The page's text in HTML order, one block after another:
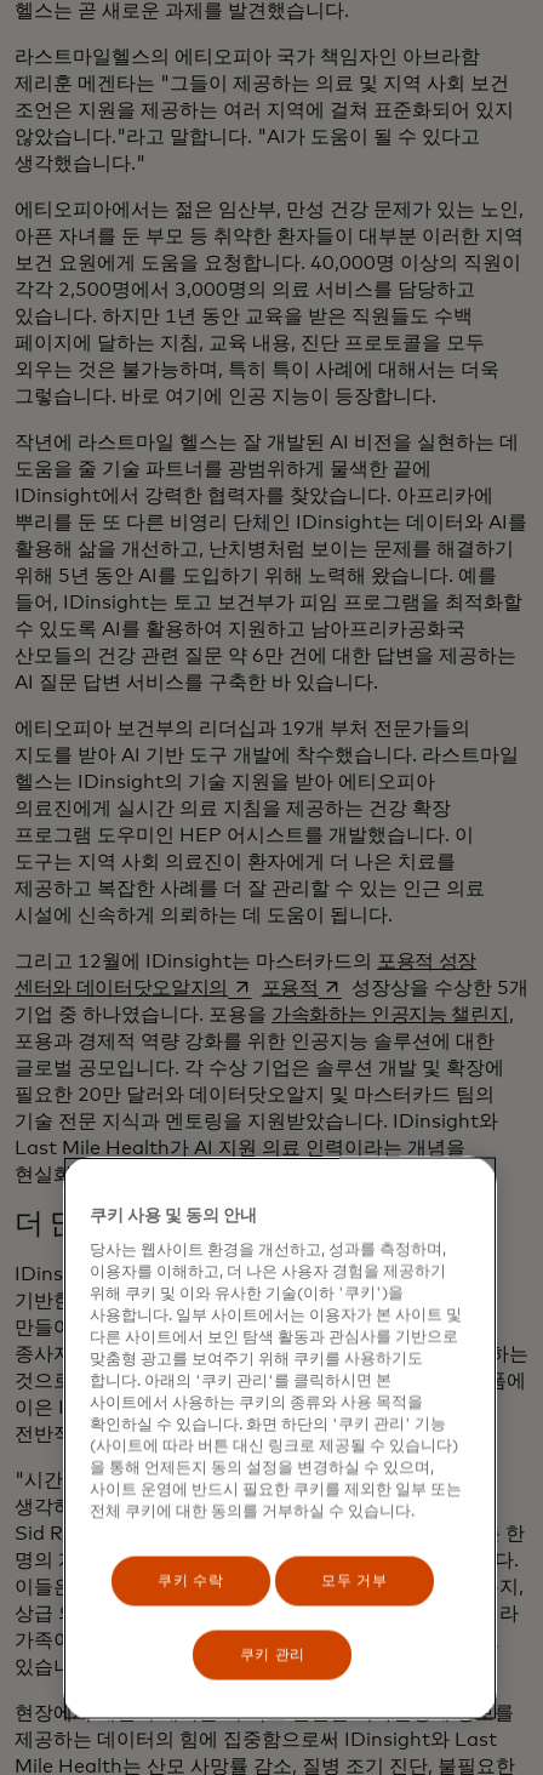
헬스는 곧 새로운 과제를 발견했습니다.
라스트마일헬스의 에티오피아 국가 책임자인 아브라함
제리훈 메겐타는 "그들이 제공하는 의료 및 지역 사회 보건
조언은 지원을 제공하는 여러 지역에 걸쳐 표준화되어 있지
않았습니다."라고 말합니다. "AI가 도움이 될 수 있다고
생각했습니다."
에티오피아에서는 젊은 임산부, 만성 건강 문제가 있는 노인,
아픈 자녀를 둔 부모 등 취약한 환자들이 대부분 이러한 지역
보건 요원에게 도움을 요청합니다. 40,000명 이상의 직원이
각각 2,500명에서 3,000명의 의료 서비스를 담당하고
있습니다. 하지만 1년 동안 교육을 받은 직원들도 수백
페이지에 달하는 지침, 교육 내용, 진단 프로토콜을 모두
외우는 것은 불가능하며, 특히 특이 사례에 대해서는 더욱
그렇습니다. 바로 여기에 인공 지능이 등장합니다.
작년에 라스트마일 헬스는 잘 개발된 AI 비전을 실현하는 데
도움을 줄 기술 파트너를 광범위하게 물색한 끝에
IDinsight에서 강력한 협력자를 찾았습니다. 아프리카에
뿌리를 둔 또 다른 비영리 단체인 IDinsight는 데이터와 AI를
활용해 삶을 개선하고, 난치병처럼 보이는 문제를 해결하기
위해 5년 동안 AI를 도입하기 위해 노력해 왔습니다. 예를
들어, IDinsight는 토고 보건부가 피임 프로그램을 최적화할
수 있도록 AI를 활용하여 지원하고 남아프리카공화국
산모들의 건강 관련 질문 약 6만 건에 대한 답변을 제공하는
AI 질문 답변 서비스를 구축한 바 있습니다.
에티오피아 보건부의 리더십과 19개 부처 전문가들의
지도를 받아 AI 기반 도구 개발에 착수했습니다. 라스트마일
헬스는 IDinsight의 기술 지원을 받아 에티오피아
의료진에게 실시간 의료 지침을 제공하는 건강 확장
프로그램 도우미인 HEP 어시스트를 개발했습니다. 이
도구는 지역 사회 의료진이 환자에게 더 나은 치료를
제공하고 복잡한 사례를 더 잘 관리할 수 있는 인근 의료
시설에 신속하게 의뢰하는 데 도움이 됩니다.
그리고 12월에 IDinsight는 마스터카드의
포용적 성장
센터와 데이터닷오알지의
새 탭에서 열림
포용적 새 탭에서 열림
성장상을 수상한 5개
기업 중 하나였습니다. 포용을 가속화하는 인공지능 챌린지 ,
포용과 경제적 역량 강화를 위한 인공지능 솔루션에 대한
글로벌 공모입니다. 각 수상 기업은 솔루션 개발 및 확장에
필요한 20만 달러와 데이터닷오알지 및 마스터카드 팀의
기술 전문 지식과 멘토링을 지원받았습니다. IDinsight와
Last Mile Health가 AI 지원 의료 인력이라는 개념을
현실화하는 데 도움이 될 것입니다.
더 많은 로컬 의사 결정으로 전환
IDinsight는 15년 전 정책 입안자와 NGO 리더가 증거에
기반한 의사 결정을 내릴 수 있도록 돕기 위해
만들어졌습니다. 정부 공무원부터 지역 사회 보건
종사자까지 모든 수준의 의사 결정권자에게 권한을 부여하는
것으로 발전했습니다. 이는 남아공 MOMConnect 플랫폼에
이은 IDinsight의 두 번째 진출로, AI를 활용해 환자의
전반적인 치료를 개선하는 데 도움을 줄 수 있습니다.
"시간이 지나면서 의사 결정권자가 누구인지에 대해 다시
생각하게 되었습니다."라고 조직의 수석 데이터 과학자인
Sid Ravinutala는 말합니다. "우리는 고도의 역량을 갖춘 한
명의 개인에서 전체 지역 사회 의료 인력으로 전환했습니다.
이들은 하루에도 여러 번 환자가 어떤 치료를 받아야 하는지,
상급 의료 센터에 의뢰해야 하는지 등 특정 환자뿐만 아니라
가족이나 마을 전체에 영향을 미칠 수 있는 결정을 내리고
있습니다."
현장에서 개인이 내리는 더 작고 빈번한 의사결정에 정보를
제공하는 데이터의 힘에 집중함으로써 IDinsight와 Last
Mile Health는 산모 사망률 감소, 질병 조기 진단, 불필요한
쿠키 사용 및 동의 안내
당사는 웹사이트 환경을 개선하고, 성과를 측정하며,
이용자를 이해하고, 더 나은 사용자 경험을 제공하기
위해 쿠키 및 이와 유사한 기술(이하 '쿠키')을
사용합니다. 일부 사이트에서는 이용자가 본 사이트 및
다른 사이트에서 보인 탐색 활동과 관심사를 기반으로
맞춤형 광고를 보여주기 위해 쿠키를 사용하기도
합니다. 아래의 '쿠키 관리'를 클릭하시면 본
사이트에서 사용하는 쿠키의 종류와 사용 목적을
확인하실 수 있습니다. 화면 하단의 '쿠키 관리' 기능
(사이트에 따라 버튼 대신 링크로 제공될 수 있습니다)
을 통해 언제든지 동의 설정을 변경하실 수 있으며,
사이트 운영에 반드시 필요한 쿠키를 제외한 일부 또는
전체 쿠키에 대한 동의를 거부하실 수 있습니다.
쿠키 수락 모두 거부
쿠키 관리